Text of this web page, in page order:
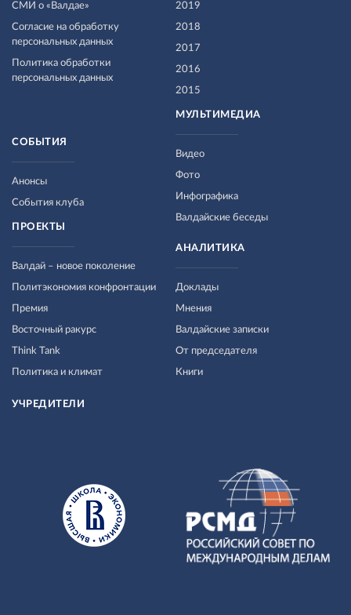
СМИ о «Валдае»
Согласие на обработку
персональных данных
Политика обработки
персональных данных
2019
2018
2017
2016
2015
МУЛЬТИМЕДИА
Видео
Фото
Инфографика
Валдайские беседы
СОБЫТИЯ
Анонсы
События клуба
ПРОЕКТЫ
Валдай – новое поколение
Политэкономия конфронтации
Премия
Восточный ракурс
Think Tank
Политика и климат
АНАЛИТИКА
Доклады
Мнения
Валдайские записки
От председателя
Книги
УЧРЕДИТЕЛИ